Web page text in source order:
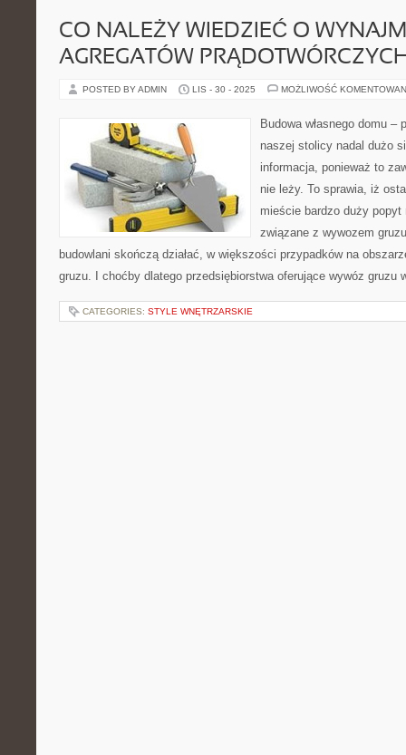
CO NALEŻY WIEDZIEĆ O
AGREGATÓW
POSTED BY ADMIN LIS - 30 - 2025 MOŻLIWOŚĆ
Budowa własnego domu
naszej stolicy nadal dużo
informacja, ponieważ to
nie leży. To sprawia, iż
mieście bardzo duży popyt
związane z wywozem
budowlani skończą działać, w większości przypadków na
gruzu. I choćby dlatego przedsiębiorstwa oferujące wywóz gruzu
CATEGORIES: STYLE WNĘTRZARSKIE